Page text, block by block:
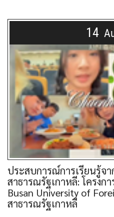
14
ประสบการณ์การเรียนรู้จ
สาธารณรัฐเกาหลี: โครง
Busan University of
สาธารณรัฐเกาหลี